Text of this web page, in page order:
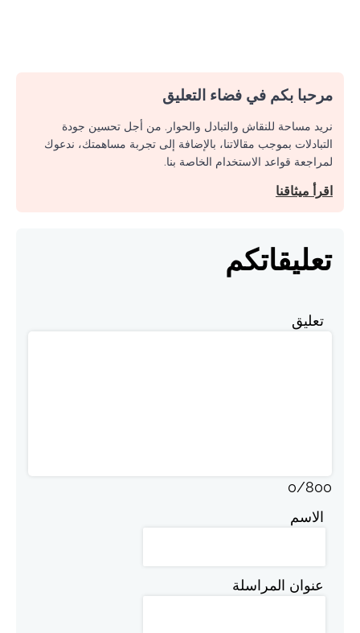
مرحبا بكم في فضاء التعليق
نريد مساحة للنقاش والتبادل والحوار. من أجل تحسين جودة
التبادلات بموجب مقالاتنا، بالإضافة إلى تجربة مساهمتك، ندعوك
لمراجعة قواعد الاستخدام الخاصة بنا.
اقرأ ميثاقنا
تعليقاتكم
تعليق
0/800
الاسم
عنوان المراسلة